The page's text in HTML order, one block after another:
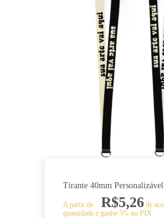
Tirante 40mm Personalizável
A partir de R$5,26 de
quantidade e ganhe 5% no PIX